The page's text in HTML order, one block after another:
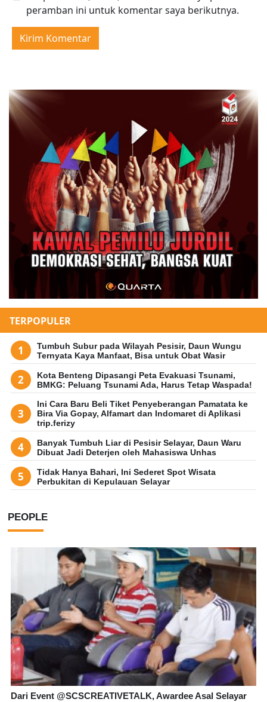
peramban ini untuk komentar saya berikutnya.
TERPOPULER
Tumbuh Subur pada Wilayah Pesisir, Daun Wungu
Ternyata Kaya Manfaat, Bisa untuk Obat Wasir
Kota Benteng Dipasangi Peta Evakuasi Tsunami,
BMKG: Peluang Tsunami Ada, Harus Tetap Waspada!
Ini Cara Baru Beli Tiket Penyeberangan Pamatata ke
Bira Via Gopay, Alfamart dan Indomaret di Aplikasi
trip.ferizy
Banyak Tumbuh Liar di Pesisir Selayar, Daun Waru
Dibuat Jadi Deterjen oleh Mahasiswa Unhas
Tidak Hanya Bahari, Ini Sederet Spot Wisata
Perbukitan di Kepulauan Selayar
PEOPLE
Dari Event @SCSCREATIVETALK, Awardee Asal Selayar